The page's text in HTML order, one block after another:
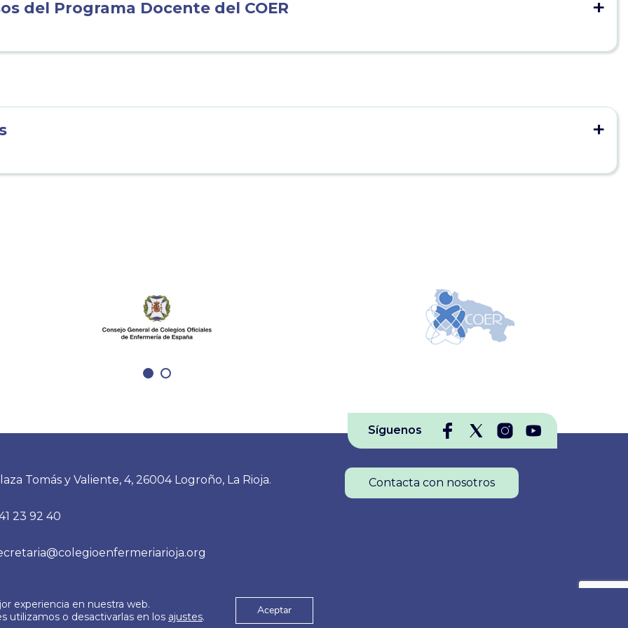
del Programa Docente del COER
Síguenos
Tomás y Valiente, 4, 26004 Logroño, La Rioja.
23 92 40
Contacta con nosotros
© 2026
Aviso Legal
experiencia en nuestra web.
utilizamos o desactivarlas en los ajustes. Aceptar